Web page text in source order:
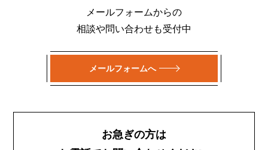
メールフォームからの
相談や問い合わせも受付中
メールフォームへ
お急ぎの方は